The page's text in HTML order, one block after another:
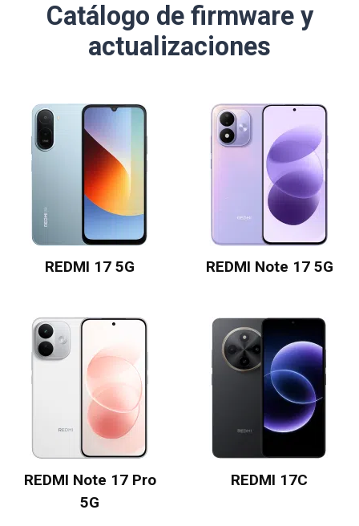
Catálogo de firmware y
actualizaciones
REDMI 17 5G REDMI Note 17 5G
REDMI Note 17 Pro
5G
REDMI 17C